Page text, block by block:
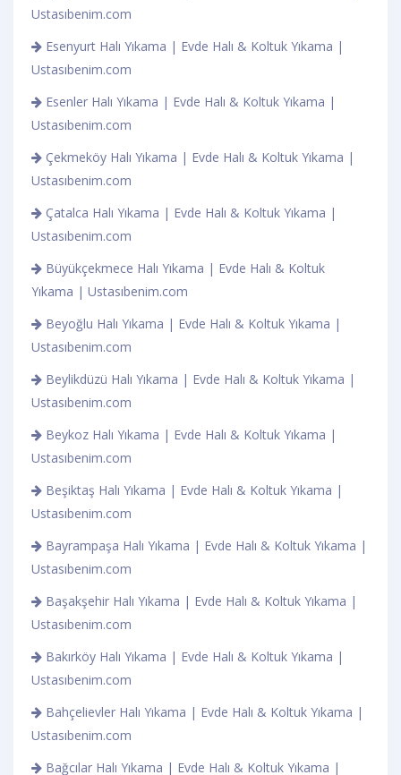
Ustasıbenim.com
Esenyurt Halı Yıkama | Evde Halı & Koltuk Yıkama |
Ustasıbenim.com
Esenler Halı Yıkama | Evde Halı & Koltuk Yıkama |
Ustasıbenim.com
Çekmeköy Halı Yıkama | Evde Halı & Koltuk Yıkama |
Ustasıbenim.com
Çatalca Halı Yıkama | Evde Halı & Koltuk Yıkama |
Ustasıbenim.com
Büyükçekmece Halı Yıkama | Evde Halı & Koltuk
Yıkama | Ustasıbenim.com
Beyoğlu Halı Yıkama | Evde Halı & Koltuk Yıkama |
Ustasıbenim.com
Beylikdüzü Halı Yıkama | Evde Halı & Koltuk Yıkama |
Ustasıbenim.com
Beykoz Halı Yıkama | Evde Halı & Koltuk Yıkama |
Ustasıbenim.com
Beşiktaş Halı Yıkama | Evde Halı & Koltuk Yıkama |
Ustasıbenim.com
Bayrampaşa Halı Yıkama | Evde Halı & Koltuk Yıkama |
Ustasıbenim.com
Başakşehir Halı Yıkama | Evde Halı & Koltuk Yıkama |
Ustasıbenim.com
Bakırköy Halı Yıkama | Evde Halı & Koltuk Yıkama |
Ustasıbenim.com
Bahçelievler Halı Yıkama | Evde Halı & Koltuk Yıkama |
Ustasıbenim.com
Bağcılar Halı Yıkama | Evde Halı & Koltuk Yıkama |